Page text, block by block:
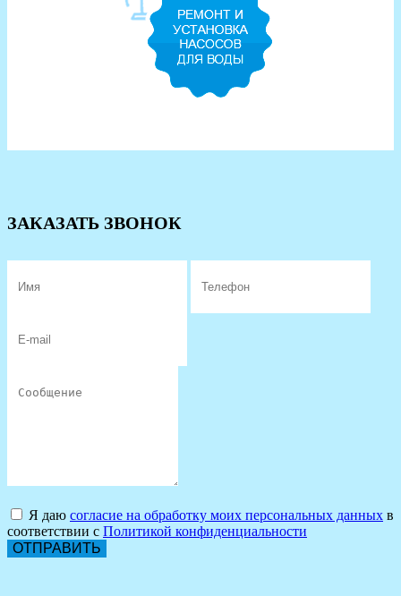
ЗАКАЗАТЬ ЗВОНОК
Я даю согласие на обработку моих персональных данных в
соответствии с Политикой конфиденциальности
ОТПРАВИТЬ